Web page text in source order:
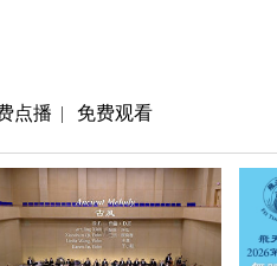
点播 | 免费观看